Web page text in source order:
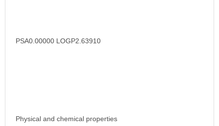
PSA0.00000 LOGP2.63910
Physical and chemical properties